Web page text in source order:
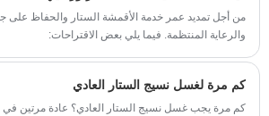
من أجل تمديد عمر خدمة الأقمشة الستار والحفاظ على
والرعاية المنتظمة. فيما يلي بعض الاقتراحات:
كم مرة لغسل نسيج الستار العادي
كم مرة يجب غسل نسيج الستار العادي؟ عادة مرتين في